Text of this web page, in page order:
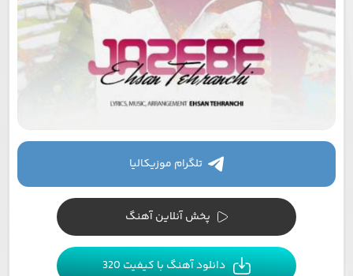
تلگرام موزیکالیا
پخش آنلاین آهنگ
دانلود آهنگ با کیفیت 320